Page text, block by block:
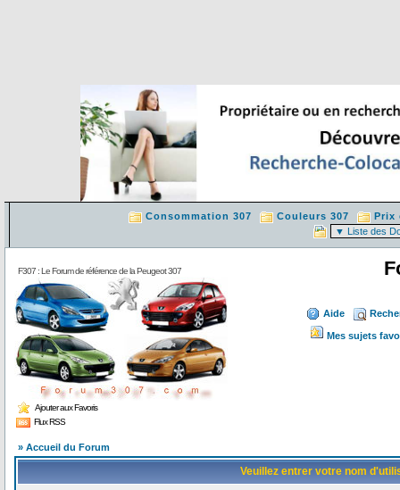
Consommation 307 Couleurs 307 Prix
F307 : Le Forum de référence de la Peugeot 307
Ajouter aux Favoris
Flux RSS
Aide
Mes sujets
» Accueil du Forum
Veuillez entrer votre nom